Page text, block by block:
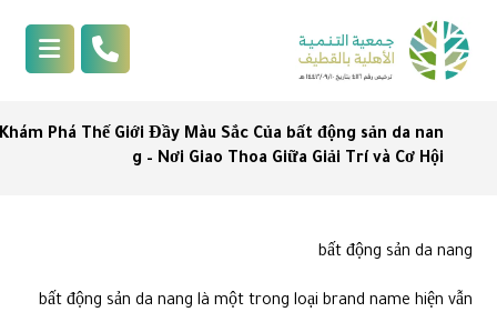
Phá Thế Giới Đầy Màu Sắc Của bất động sản da nan
g – Nơi Giao Thoa Giữa Giải Trí và Cơ Hội
bất động sản da nang
bất động sản da nang là một trong loại brand name hiện vẫn